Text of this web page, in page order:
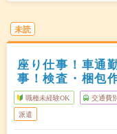
未読
座り仕事！車通
事！検査・梱包
職種未経験OK 交通費
派遣